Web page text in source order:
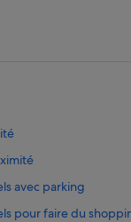
n
g
avec parking
pour faire du